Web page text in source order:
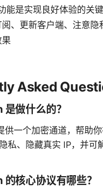
能是实现良好体验的关键
、更新客户端、注意隐
Asked
做什么的？
一个加密通道，帮助
私、隐藏真实 IP，并可
核心协议有哪些？